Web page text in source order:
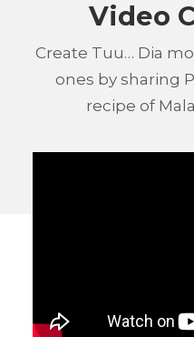
Video
Create Tuu… Dia
ones by sharing
recipe of